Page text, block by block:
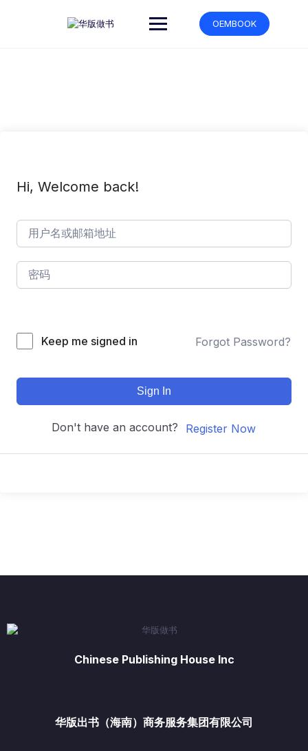
OEMBOOK
Hi, Welcome back!
Keep me signed in Forgot Password?
Sign In
Don't have an account? Register Now
Chinese Publishing House Inc
华版出书（海南）商务服务集团有限公司